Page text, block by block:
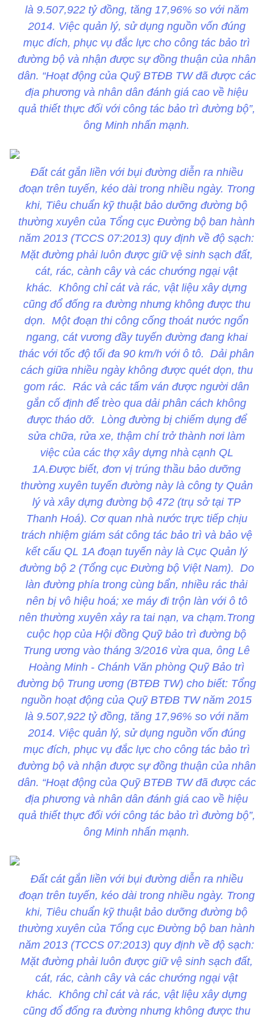
là 9.507,922 tỷ đồng, tăng 17,96% so với năm
2014. Việc quản lý, sử dụng nguồn vốn đúng
mục đích, phục vụ đắc lực cho công tác bảo trì
đường bộ và nhận được sự đồng thuận của nhân
dân. “Hoạt động của Quỹ BTĐB TW đã được các
địa phương và nhân dân đánh giá cao về hiệu
quả thiết thực đối với công tác bảo trì đường bộ”,
ông Minh nhấn mạnh.
Đất cát gắn liền với bụi đường diễn ra nhiều
đoạn trên tuyến, kéo dài trong nhiều ngày. Trong
khi, Tiêu chuẩn kỹ thuật bảo dưỡng đường bộ
thường xuyên của Tổng cục Đường bộ ban hành
năm 2013 (TCCS 07:2013) quy định về độ sạch:
Mặt đường phải luôn được giữ vệ sinh sạch đất,
cát, rác, cành cây và các chướng ngại vật
khác. Không chỉ cát và rác, vật liệu xây dựng
cũng đổ đống ra đường nhưng không được thu
dọn. Một đoạn thi công cống thoát nước ngổn
ngang, cát vương đầy tuyến đường đang khai
thác với tốc độ tối đa 90 km/h với ô tô. Dải phân
cách giữa nhiều ngày không được quét dọn, thu
gom rác. Rác và các tấm ván được người dân
gắn cố định để trèo qua dải phân cách không
được tháo dỡ. Lòng đường bị chiếm dụng để
sửa chữa, rửa xe, thậm chí trở thành nơi làm
việc của các thợ xây dựng nhà cạnh QL
1A.Được biết, đơn vị trúng thầu bảo dưỡng
thường xuyên tuyến đường này là công ty Quản
lý và xây dựng đường bộ 472 (trụ sở tại TP
Thanh Hoá). Cơ quan nhà nước trực tiếp chịu
trách nhiệm giám sát công tác bảo trì và bảo vệ
kết cấu QL 1A đoạn tuyến này là Cục Quản lý
đường bộ 2 (Tổng cục Đường bộ Việt Nam). Do
làn đường phía trong cùng bẩn, nhiều rác thải
nên bị vô hiệu hoá; xe máy đi trộn làn với ô tô
nên thường xuyên xảy ra tai nạn, va chạm.Trong
cuộc họp của Hội đồng Quỹ bảo trì đường bộ
Trung ương vào tháng 3/2016 vừa qua, ông Lê
Hoàng Minh - Chánh Văn phòng Quỹ Bảo trì
đường bộ Trung ương (BTĐB TW) cho biết: Tổng
nguồn hoạt động của Quỹ BTĐB TW năm 2015
là 9.507,922 tỷ đồng, tăng 17,96% so với năm
2014. Việc quản lý, sử dụng nguồn vốn đúng
mục đích, phục vụ đắc lực cho công tác bảo trì
đường bộ và nhận được sự đồng thuận của nhân
dân. “Hoạt động của Quỹ BTĐB TW đã được các
địa phương và nhân dân đánh giá cao về hiệu
quả thiết thực đối với công tác bảo trì đường bộ”,
ông Minh nhấn mạnh.
Đất cát gắn liền với bụi đường diễn ra nhiều
đoạn trên tuyến, kéo dài trong nhiều ngày. Trong
khi, Tiêu chuẩn kỹ thuật bảo dưỡng đường bộ
thường xuyên của Tổng cục Đường bộ ban hành
năm 2013 (TCCS 07:2013) quy định về độ sạch:
Mặt đường phải luôn được giữ vệ sinh sạch đất,
cát, rác, cành cây và các chướng ngại vật
khác. Không chỉ cát và rác, vật liệu xây dựng
cũng đổ đống ra đường nhưng không được thu